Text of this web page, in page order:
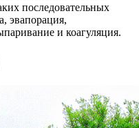
последовательных
эвапорация,
и коагуляция.